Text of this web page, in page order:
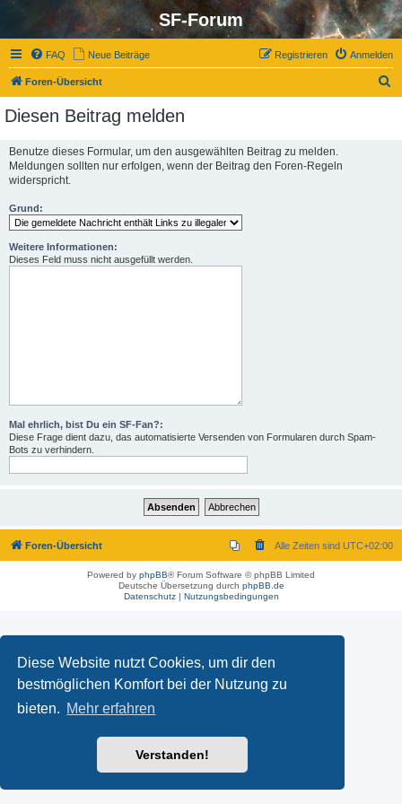
Diese Website nutzt Cookies, um dir den
bestmöglichen Komfort bei der Nutzung zu
bieten. Mehr erfahren
Verstanden!
SF-Forum
FAQ Neue Beiträge Anmelden
Registrieren
Foren-Übersicht
Diesen Beitrag melden
Benutze dieses Formular, um den ausgewählten Beitrag zu melden.
Meldungen sollten nur erfolgen, wenn der Beitrag den Foren-Regeln
widerspricht.
Grund:
Weitere Informationen:
Dieses Feld muss nicht ausgefüllt werden.
Mal ehrlich, bist Du ein SF-Fan?:
Diese Frage dient dazu, das automatisierte Versenden von Formularen durch Spam-
Bots zu verhindern.
Foren-Übersicht Alle Zeiten sind UTC+02:00
Powered by phpBB® Forum Software © phpBB Limited
Deutsche Übersetzung durch phpBB.de
Datenschutz| Nutzungsbedingungen